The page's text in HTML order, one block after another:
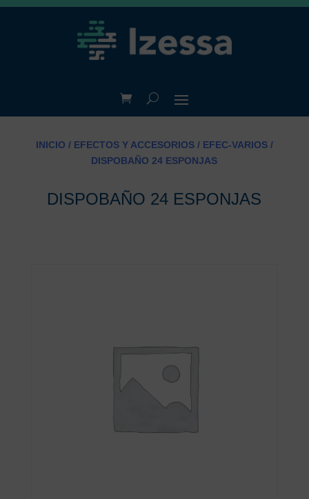
INICIO / EFECTOS Y ACCESORIOS/ EFEC-VARIOS/
DISPOBAÑO 24 ESPONJAS
DISPOBAÑO 24 ESPONJAS